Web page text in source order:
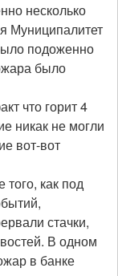
несколько
Муниципалитет
подоженно
было
что горит 4
никак не могли
вот-вот
как под
стачки,
В одном
в банке